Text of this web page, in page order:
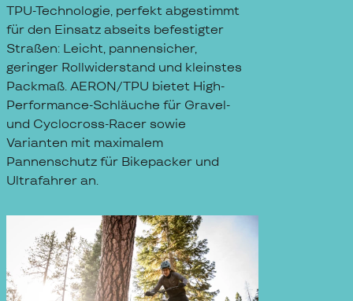
TPU-Technologie, perfekt abgestimmt
für den Einsatz abseits befestigter
Straßen: Leicht, pannensicher,
geringer Rollwiderstand und kleinstes
Packmaß. AERON/TPU bietet High-
Performance-Schläuche für Gravel-
und Cyclocross-Racer sowie
Varianten mit maximalem
Pannenschutz für Bikepacker und
Ultrafahrer an.